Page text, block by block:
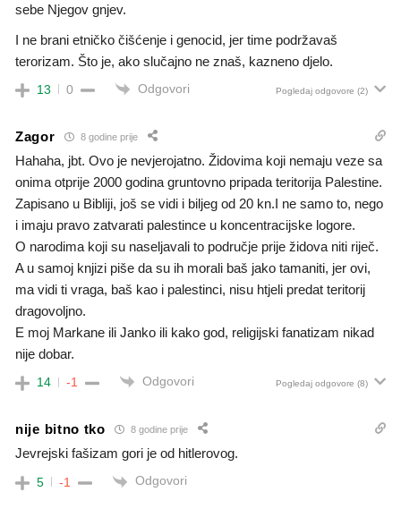
sebe Njegov gnjev.
I ne brani etničko čišćenje i genocid, jer time podržavaš
terorizam. Što je, ako slučajno ne znaš, kazneno djelo.
13 0 Odgovori Pogledaj odgovore (2)
Zagor 8 godine prije
Hahaha, jbt. Ovo je nevjerojatno. Židovima koji nemaju veze sa
onima otprije 2000 godina gruntovno pripada teritorija Palestine.
Zapisano u Bibliji, još se vidi i biljeg od 20 kn.I ne samo to, nego
i imaju pravo zatvarati palestince u koncentracijske logore.
O narodima koji su naseljavali to područje prije židova niti riječ.
A u samoj knjizi piše da su ih morali baš jako tamaniti, jer ovi,
ma vidi ti vraga, baš kao i palestinci, nisu htjeli predat teritorij
dragovoljno.
E moj Markane ili Janko ili kako god, religijski fanatizam nikad
nije dobar.
14 -1 Odgovori Pogledaj odgovore (8)
nije bitno tko 8 godine prije
Jevrejski fašizam gori je od hitlerovog.
5 -1 Odgovori